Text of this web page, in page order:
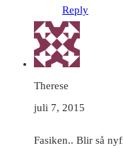
Reply
Therese
juli 7, 2015
Fasiken.. Blir så